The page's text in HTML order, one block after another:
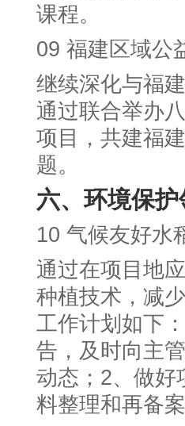
课程。
09 福建区域公
继续深化与福
通过联合举办
项目，共建福
题。
六、环境保护
10 气候友好水
通过在项目地
种植技术，减
工作计划如下
告，及时向主
动态；2、做好
料整理和再备